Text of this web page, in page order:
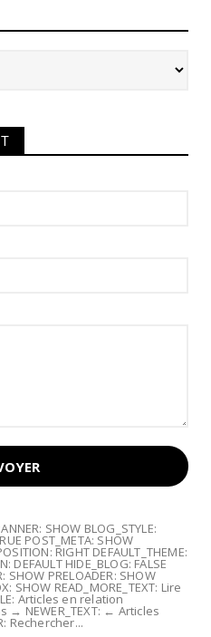
SHOW BLOG_STYLE:
POST_META: SHOW
RIGHT DEFAULT_THEME:
DEFAULT HIDE_BLOG: FALSE
SHOW PRELOADER: SHOW
SHOW READ_MORE_TEXT: Lire
Articles en relation
→ NEWER_TEXT: ← Articles
Rechercher...